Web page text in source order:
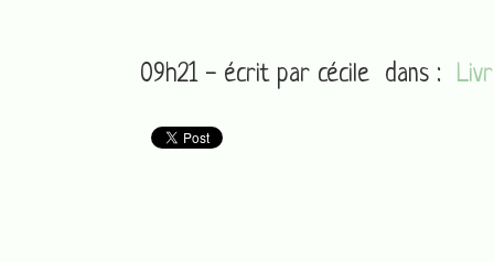
09h21 - écrit par cécile dans :